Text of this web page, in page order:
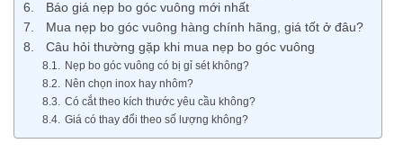
Báo giá nẹp bo góc vuông mới nhất
Mua nẹp bo góc vuông hàng chính hãng, giá tốt ở đâu?
Câu hỏi thường gặp khi mua nẹp bo góc vuông
Nẹp bo góc vuông có bị gỉ sét không?
Nên chọn inox hay nhôm?
Có cắt theo kích thước yêu cầu không?
Giá có thay đổi theo số lượng không?